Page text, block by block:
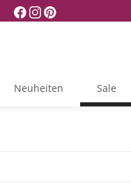
Neuheiten Sale